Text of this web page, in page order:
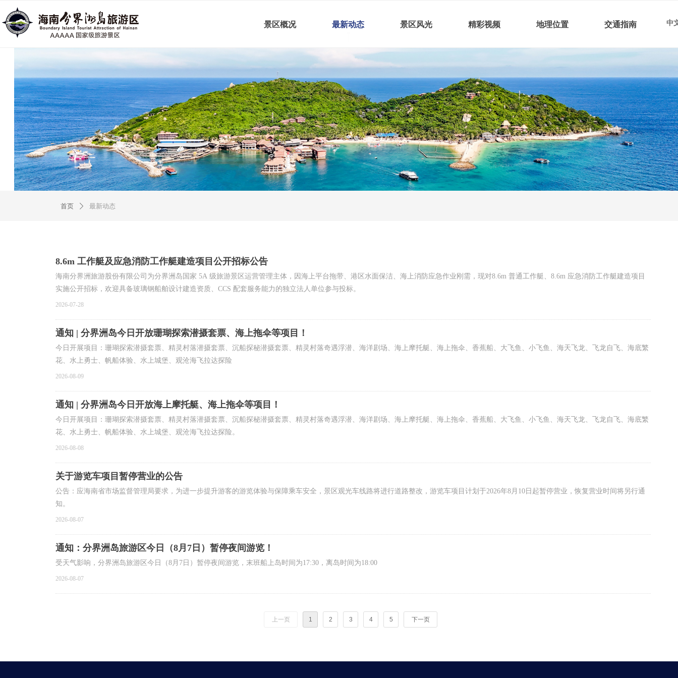
景区概况 最新动态 景区风光 精彩视频 地理位置 交通指南 中
8.6m 工作艇及应急消防工作艇建造项目公开招标公告
海南分界洲旅游股份有限公司为分界洲岛国家 5A 级旅游景区运营管理主体，因海上平台拖带、港区水面保洁、海上消防应急作业刚需，现对8.6m 普通工作艇、8.6m 应急消防工作艇建造项目
实施公开招标，欢迎具备玻璃钢船舶设计建造资质、CCS 配套服务能力的独立法人单位参与投标。
2026-07-28
通知 | 分界洲岛今日开放珊瑚探索潜摄套票、海上拖伞等项目！
今日开展项目：珊瑚探索潜摄套票、精灵村落潜摄套票、沉船探秘潜摄套票、精灵村落奇遇浮潜、海洋剧场、海上摩托艇、海上拖伞、香蕉船、大飞鱼、小飞鱼、海天飞龙、飞龙自飞、海底繁
花、水上勇士、帆船体验、水上城堡、观沧海飞拉达探险
2026-08-09
通知 | 分界洲岛今日开放海上摩托艇、海上拖伞等项目！
今日开展项目：珊瑚探索潜摄套票、精灵村落潜摄套票、沉船探秘潜摄套票、精灵村落奇遇浮潜、海洋剧场、海上摩托艇、海上拖伞、香蕉船、大飞鱼、小飞鱼、海天飞龙、飞龙自飞、海底繁
花、水上勇士、帆船体验、水上城堡、观沧海飞拉达探险。
2026-08-08
关于游览车项目暂停营业的公告
公告：应海南省市场监督管理局要求，为进一步提升游客的游览体验与保障乘车安全，景区观光车线路将进行道路整改，游览车项目计划于2026年8月10日起暂停营业，恢复营业时间将另行通
知。
2026-08-07
通知：分界洲岛旅游区今日（8月7日）暂停夜间游览！
受天气影响，分界洲岛旅游区今日（8月7日）暂停夜间游览，末班船上岛时间为17:30，离岛时间为18:00
2026-08-07
上一页 1 2 3 4 5 下一页
首页 ꄲ 最新动态